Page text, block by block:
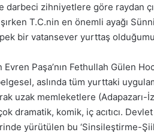
darbeci zihniyetlere göre raydan
T.C.nin en önemli ayağı
bir vatansever yurttaş
Paşa’nın Fethullah Gülen
aslında tüm yurttaki
uzak memleketlere
komik, iç acıtıcı.
yürütülen bu ‘Sinsileştirme-